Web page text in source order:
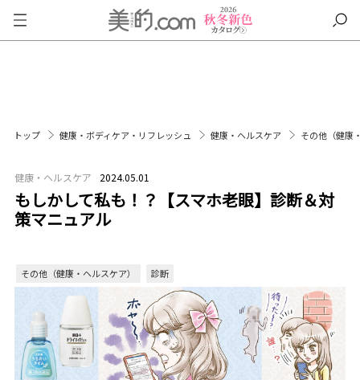
トップ 健康・ボディケア・リフレッシュ 健康・ヘルスケア その他（健康
健康・ヘルスケア 2024.05.01
もしかして私も！？【スマホ老眼】診断＆対
策マニュアル
その他（健康・ヘルスケア） 診断